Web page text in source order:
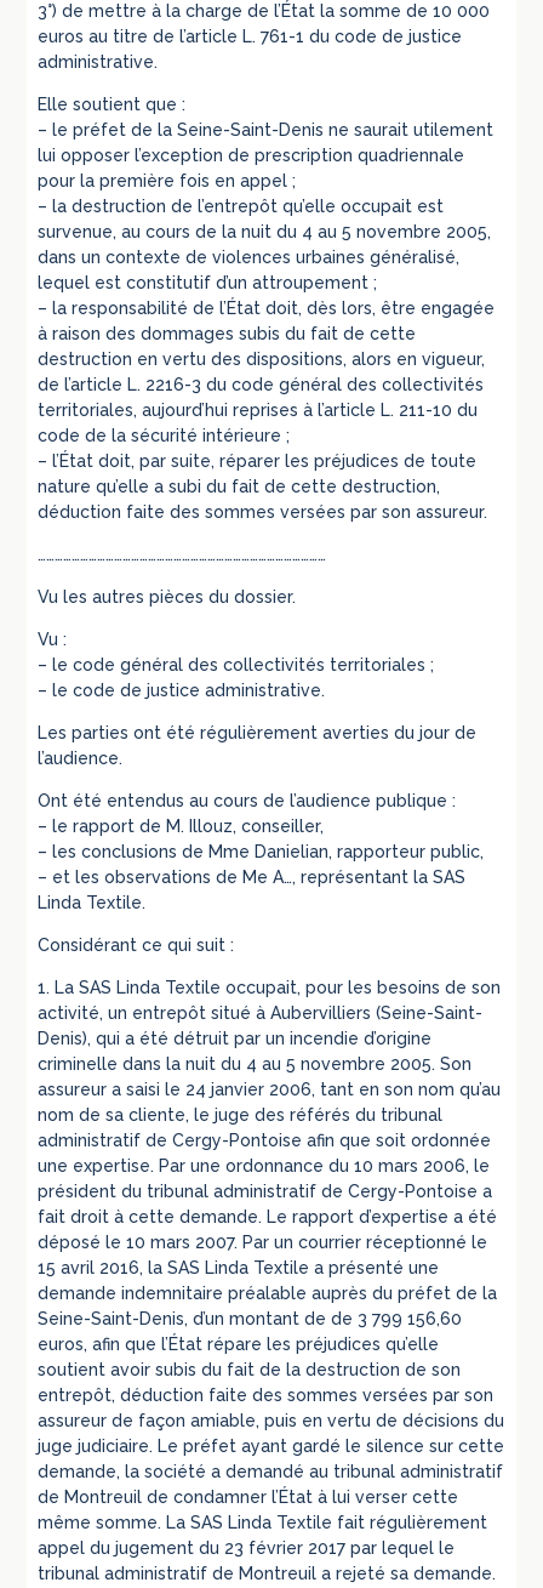
3°) de mettre à la charge de l’État la somme de 10 000
euros au titre de l’article L. 761-1 du code de justice
administrative.
Elle soutient que :
– le préfet de la Seine-Saint-Denis ne saurait utilement
lui opposer l’exception de prescription quadriennale
pour la première fois en appel ;
– la destruction de l’entrepôt qu’elle occupait est
survenue, au cours de la nuit du 4 au 5 novembre 2005,
dans un contexte de violences urbaines généralisé,
lequel est constitutif d’un attroupement ;
– la responsabilité de l’État doit, dès lors, être engagée
à raison des dommages subis du fait de cette
destruction en vertu des dispositions, alors en vigueur,
de l’article L. 2216-3 du code général des collectivités
territoriales, aujourd’hui reprises à l’article L. 211-10 du
code de la sécurité intérieure ;
– l’État doit, par suite, réparer les préjudices de toute
nature qu’elle a subi du fait de cette destruction,
déduction faite des sommes versées par son assureur.
…………………………………………………………………………………………
Vu les autres pièces du dossier.
Vu :
– le code général des collectivités territoriales ;
– le code de justice administrative.
Les parties ont été régulièrement averties du jour de
l’audience.
Ont été entendus au cours de l’audience publique :
– le rapport de M. Illouz, conseiller,
– les conclusions de Mme Danielian, rapporteur public,
– et les observations de Me A…, représentant la SAS
Linda Textile.
Considérant ce qui suit :
1. La SAS Linda Textile occupait, pour les besoins de son
activité, un entrepôt situé à Aubervilliers (Seine-Saint-
Denis), qui a été détruit par un incendie d’origine
criminelle dans la nuit du 4 au 5 novembre 2005. Son
assureur a saisi le 24 janvier 2006, tant en son nom qu’au
nom de sa cliente, le juge des référés du tribunal
administratif de Cergy-Pontoise afin que soit ordonnée
une expertise. Par une ordonnance du 10 mars 2006, le
président du tribunal administratif de Cergy-Pontoise a
fait droit à cette demande. Le rapport d’expertise a été
déposé le 10 mars 2007. Par un courrier réceptionné le
15 avril 2016, la SAS Linda Textile a présenté une
demande indemnitaire préalable auprès du préfet de la
Seine-Saint-Denis, d’un montant de de 3 799 156,60
euros, afin que l’État répare les préjudices qu’elle
soutient avoir subis du fait de la destruction de son
entrepôt, déduction faite des sommes versées par son
assureur de façon amiable, puis en vertu de décisions du
juge judiciaire. Le préfet ayant gardé le silence sur cette
demande, la société a demandé au tribunal administratif
de Montreuil de condamner l’État à lui verser cette
même somme. La SAS Linda Textile fait régulièrement
appel du jugement du 23 février 2017 par lequel le
tribunal administratif de Montreuil a rejeté sa demande.